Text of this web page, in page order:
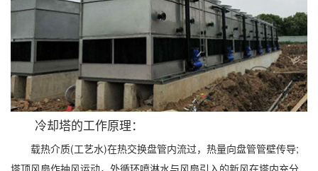
冷却塔的工作原理：
载热介质(工艺水)在热交换盘管内流过，热量向盘管管壁传导;